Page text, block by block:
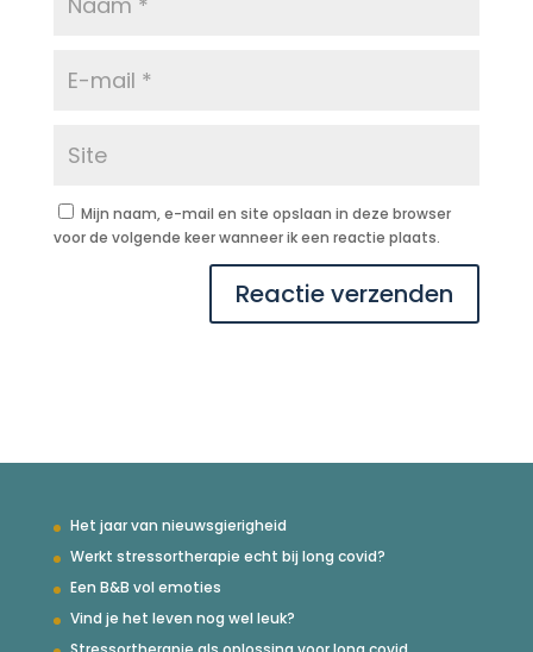
Mijn naam, e-mail en site opslaan in deze browser
voor de volgende keer wanneer ik een reactie plaats.
Het jaar van nieuwsgierigheid
Werkt stressortherapie echt bij long covid?
Een B&B vol emoties
Vind je het leven nog wel leuk?